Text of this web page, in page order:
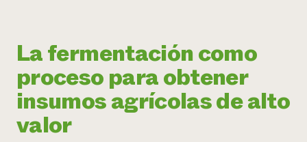
La fermentación como
proceso para obtener
insumos agrícolas de alto
valor